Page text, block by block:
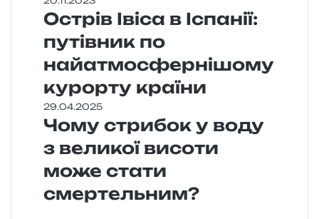
Острів Івіса в Іспанії:
путівник по
найатмосфернішому
курорту країни
29.04.2025
Чому стрибок у воду
з великої висоти
може стати
смертельним?